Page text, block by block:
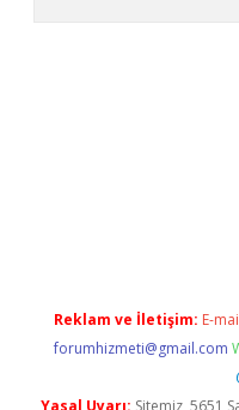
Reklam ve İletişim: E-
forumhizmeti@gmail.com
Yasal Uyarı: Sitemiz, 5651